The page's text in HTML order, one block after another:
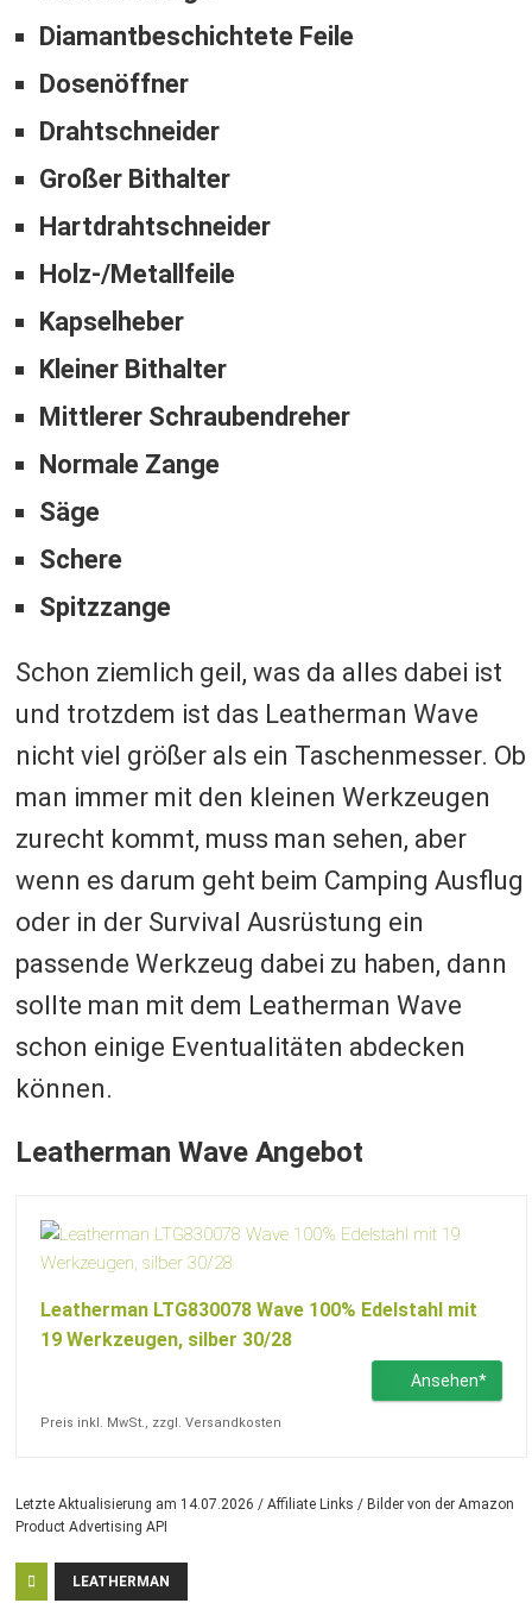
Diamantbeschichtete Feile
Dosenöffner
Drahtschneider
Großer Bithalter
Hartdrahtschneider
Holz-/Metallfeile
Kapselheber
Kleiner Bithalter
Mittlerer Schraubendreher
Normale Zange
Säge
Schere
Spitzzange
Schon ziemlich geil, was da alles dabei ist
und trotzdem ist das Leatherman Wave
nicht viel größer als ein Taschenmesser. Ob
man immer mit den kleinen Werkzeugen
zurecht kommt, muss man sehen, aber
wenn es darum geht beim Camping Ausflug
oder in der Survival Ausrüstung ein
passende Werkzeug dabei zu haben, dann
sollte man mit dem Leatherman Wave
schon einige Eventualitäten abdecken
können.
Leatherman Wave Angebot
Leatherman LTG830078 Wave 100% Edelstahl mit
19 Werkzeugen, silber 30/28
Ansehen*
Preis inkl. MwSt., zzgl. Versandkosten
Letzte Aktualisierung am 14.07.2026 / Affiliate Links / Bilder von der Amazon
Product Advertising API
LEATHERMAN